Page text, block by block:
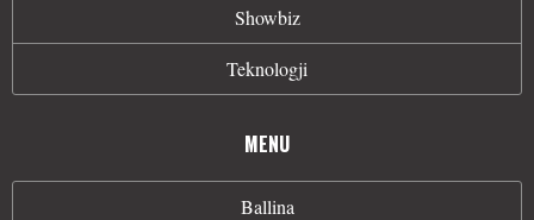
Showbiz
Teknologji
MENU
Ballina